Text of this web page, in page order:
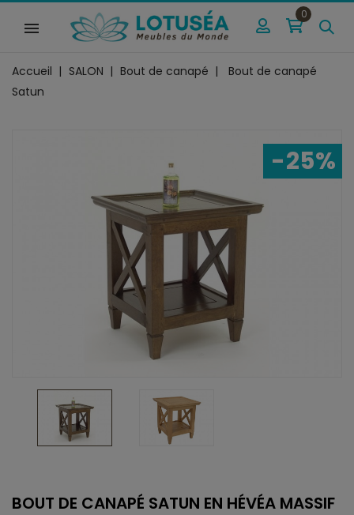
0
Accueil SALON Bout de canapé
Bout de canapé
Satun
-25%
BOUT DE CANAPÉ SATUN EN HÉVÉA MASSIF